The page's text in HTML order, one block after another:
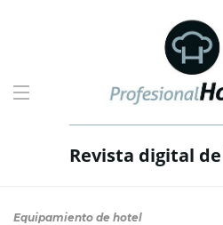
Revista digital
Equipamiento de hotel